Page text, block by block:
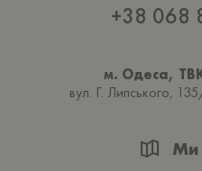
+38 068
м. Одеса,
вул. Г. Липського,
Ми